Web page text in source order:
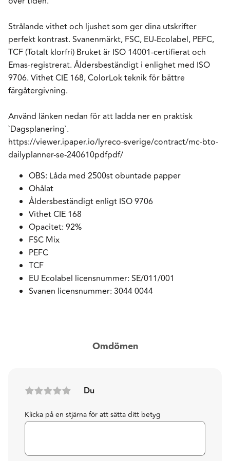
Strålande vithet och ljushet som ger dina utskrifter
perfekt kontrast. Svanenmärkt, FSC, EU-Ecolabel, PEFC,
TCF (Totalt klorfri) Bruket är ISO 14001-certifierat och
Emas-registrerat. Åldersbeständigt i enlighet med ISO
9706. Vithet CIE 168, ColorLok teknik för bättre
färgåtergivning.
Använd länken nedan för att ladda ner en praktisk
`Dagsplanering`.
https://viewer.ipaper.io/lyreco-sverige/contract/mc-bto-
dailyplanner-se-240610pdfpdf/
OBS: Låda med 2500st obuntade papper
Ohålat
Åldersbeständigt enligt ISO 9706
Vithet CIE 168
Opacitet: 92%
FSC Mix
PEFC
TCF
EU Ecolabel licensnummer: SE/011/001
Svanen licensnummer: 3044 0044
Omdömen
Du
Klicka på en stjärna för att sätta ditt betyg